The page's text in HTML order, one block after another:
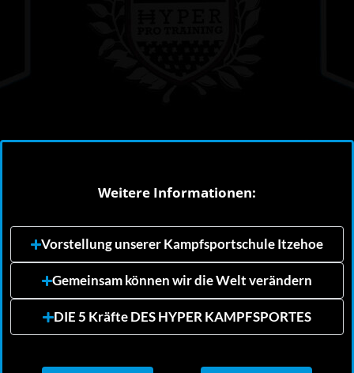
Weitere Informationen:
Vorstellung unserer Kampfsportschule Itzehoe
Gemeinsam können wir die Welt verändern
DIE 5 Kräfte DES HYPER KAMPFSPORTES​